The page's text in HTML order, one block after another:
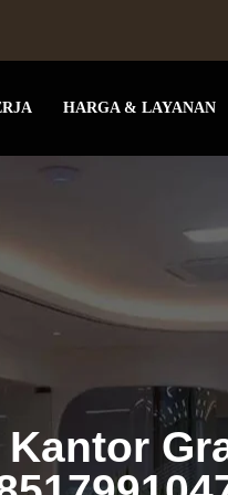
HARGA & LAYANAN